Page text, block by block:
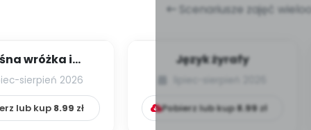
Scenariusze zajęć
wróżka i
sierpień 2026
lub kup 8.99 zł
Język żyrafy
Pobierz lub kup8.99zł